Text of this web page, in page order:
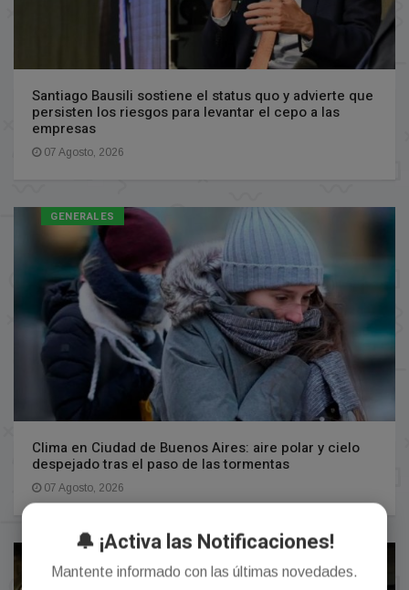
Santiago Bausili sostiene el status quo y advierte que
persisten los riesgos para levantar el cepo a las
empresas
07 Agosto, 2026
GENERALES
Clima en Ciudad de Buenos Aires: aire polar y cielo
despejado tras el paso de las tormentas
07 Agosto, 2026
GENERALES
🔔 ¡Activa las Notificaciones!
Mantente informado con las últimas novedades.